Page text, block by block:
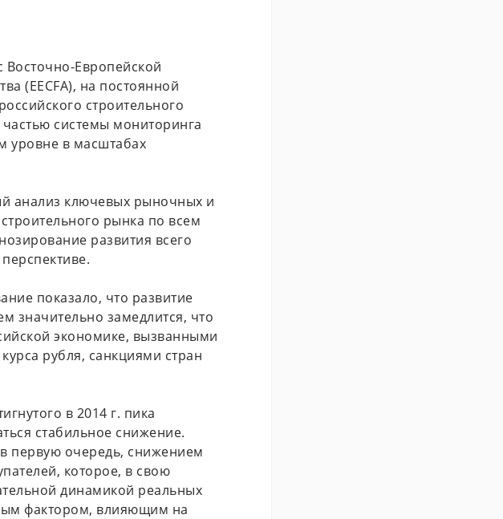
Восточно-Европейской
(EECFA), на постоянной
строительного
системы мониторинга
уровне в масштабах
анализ ключевых рыночных и
рынка по всем
развития всего
показало, что развитие
значительно замедлится, что
экономике, вызванными
рубля, санкциями стран
в 2014 г. пика
стабильное снижение.
первую очередь, снижением
которое, в свою
динамикой реальных
фактором, влияющим на